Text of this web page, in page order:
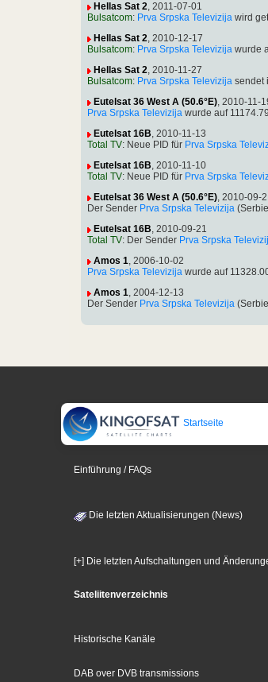
Hellas Sat 2, 2011-07-01
Bulsatcom: Prva Srpska Televizija wird
Hellas Sat 2, 2010-12-17
Bulsatcom: Prva Srpska Televizija wurde
Hellas Sat 2, 2010-11-27
Bulsatcom: Prva Srpska Televizija sendet
Eutelsat 36 West A (50.6°E), 2010-11-
Prva Srpska Televizija wurde auf
Eutelsat 16B, 2010-11-13
Total TV: Neue PID für Prva Srpska
Eutelsat 16B, 2010-11-10
Total TV: Neue PID für Prva Srpska
Eutelsat 36 West A (50.6°E), 2010-09-
Der Sender Prva Srpska Televizija
Eutelsat 16B, 2010-09-21
Total TV: Der Sender Prva Srpska
Amos 1, 2006-10-02
Prva Srpska Televizija wurde auf
Amos 1, 2004-12-13
Der Sender Prva Srpska Televizija
Startseite
Einführung / FAQs
Die letzten Aktualisierungen (News)
[+] Die letzten Aufschaltungen und
Sateliitenverzeichnis
Historische Kanäle
DAB over DVB transmissions